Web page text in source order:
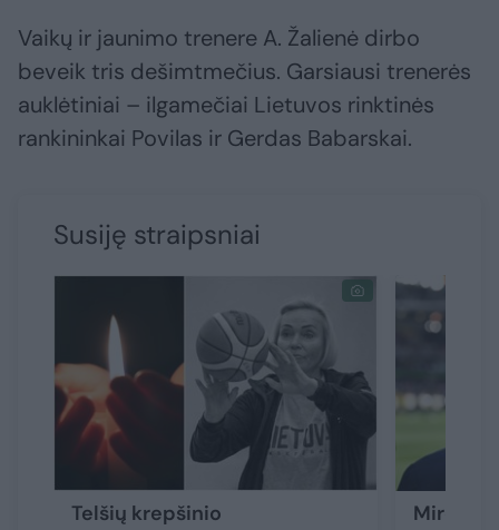
Vaikų ir jaunimo trenere A. Žalienė dirbo
beveik tris dešimtmečius. Garsiausi trenerės
auklėtiniai – ilgamečiai Lietuvos rinktinės
rankininkai Povilas ir Gerdas Babarskai.
Susiję straipsniai
Telšių krepšinio
Mirė